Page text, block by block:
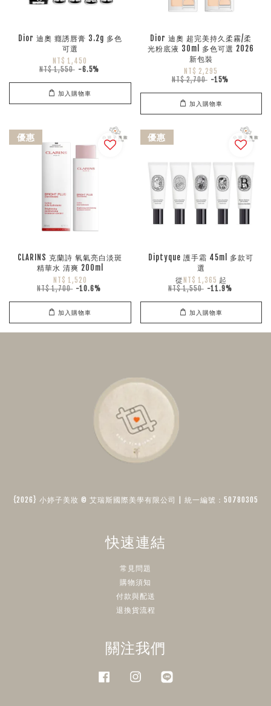
Dior 迪奧 癮誘唇膏 3.2g 多色
可選
NT$ 1,450
NT$ 1,550 -6.5%
加入購物車
Dior 迪奧 超完美持久柔霧/柔
光粉底液 30ml 多色可選 2026
新包裝
NT$ 2,295
NT$ 2,700 -15%
加入購物車
優惠
CLARINS 克蘭詩 氧氣亮白淡斑
精華水 清爽 200ml
NT$ 1,520
NT$ 1,700 -10.6%
加入購物車
優惠
Diptyque 護手霜 45ml 多款可
選
從 NT$ 1,365 起
NT$ 1,550 -11.9%
加入購物車
{2026} 小婷子美妝 © 艾瑞斯國際美學有限公司 | 統一編號：50780305​
快速連結
常見問題
購物須知
付款與配送
退換貨流程
關注我們
Facebook Instagram